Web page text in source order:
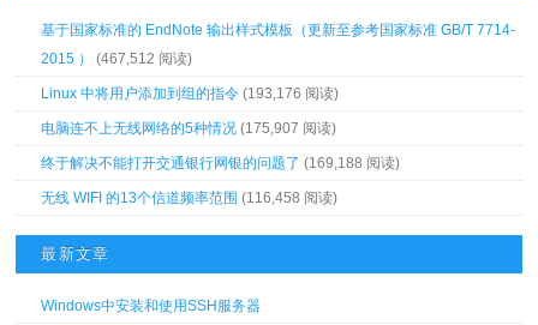
基于国家标准的 EndNote 输出样式模板（更新至参考国家标准 GB/T 7714-
2015 ）
(467,512 阅读)
Linux 中将用户添加到组的指令 (193,176 阅读)
电脑连不上无线网络的5种情况 (175,907 阅读)
终于解决不能打开交通银行网银的问题了 (169,188 阅读)
无线 WIFI 的13个信道频率范围 (116,458 阅读)
最新文章
Windows中安装和使用SSH服务器